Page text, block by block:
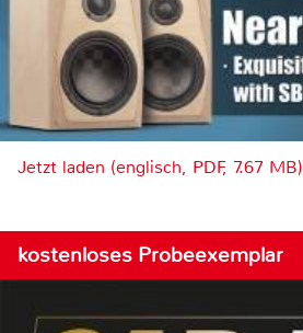
Jetzt laden (englisch, PDF, 7.67 MB)
kostenloses Probeexemplar